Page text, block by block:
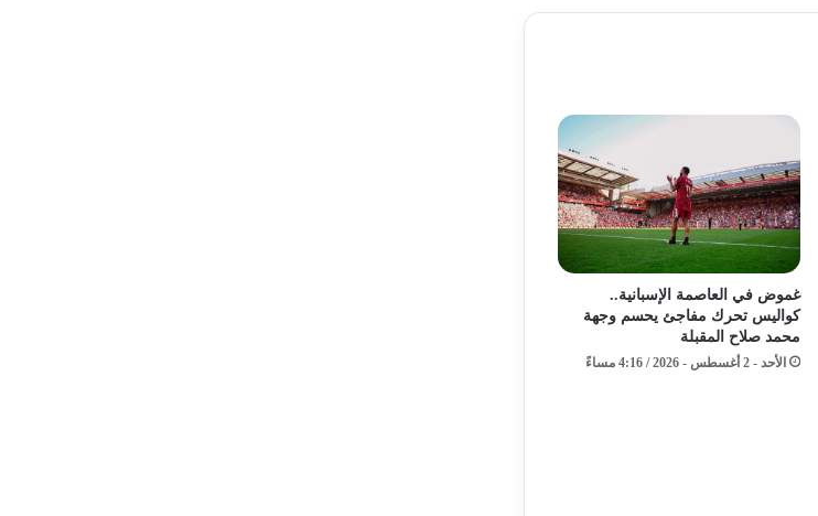
غموض في العاصمة الإسبانية..
كواليس تحرك مفاجئ يحسم وجهة
محمد صلاح المقبلة
الأحد - 2 أغسطس - 2026 / 4:16 مساءً